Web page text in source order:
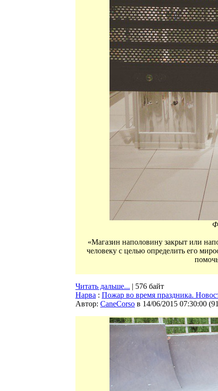
«Магазин наполовину закрыт или
человеку с целью определить его
Читать дальше... | 576 байт
Нарва : Пожар во время праздника.
Автор: CaneCorso в 14/06/2015 07:30:00 (